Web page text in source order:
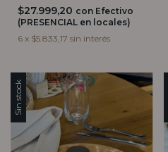
$27.999,20 con Efectivo
(PRESENCIAL en locales)
6 x $5.833,17 sin interés
Sin stock